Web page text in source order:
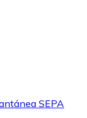
SEPA